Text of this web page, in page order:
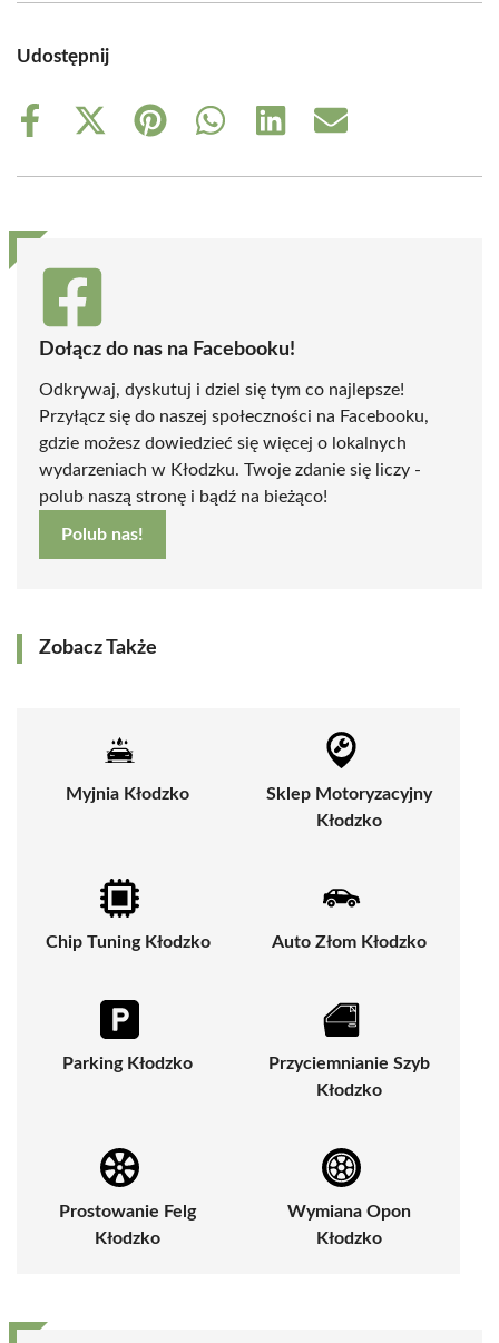
Udostępnij
Share
Share
(Twitter)
Share
Share
Share
Share
Dołącz do nas na Facebooku!
Odkrywaj, dyskutuj i dziel się tym co najlepsze!
Przyłącz się do naszej społeczności na Facebooku,
gdzie możesz dowiedzieć się więcej o lokalnych
wydarzeniach w Kłodzku. Twoje zdanie się liczy -
polub naszą stronę i bądź na bieżąco!
Polub nas!
Zobacz Także
Myjnia Kłodzko
Sklep Motoryzacyjny
Kłodzko
Chip Tuning Kłodzko Auto Złom Kłodzko
Parking Kłodzko
Przyciemnianie Szyb
Kłodzko
Prostowanie Felg
Kłodzko
Wymiana Opon
Kłodzko